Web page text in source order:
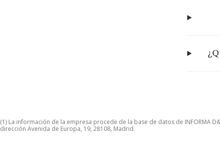
(1) La información de la empresa procede de la base de datos de INFORMA
dirección Avenida de Europa, 19, 28108, Madrid.